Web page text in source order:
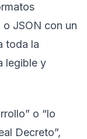
JSON con un
toda la
legible y
o “lo
Decreto”,